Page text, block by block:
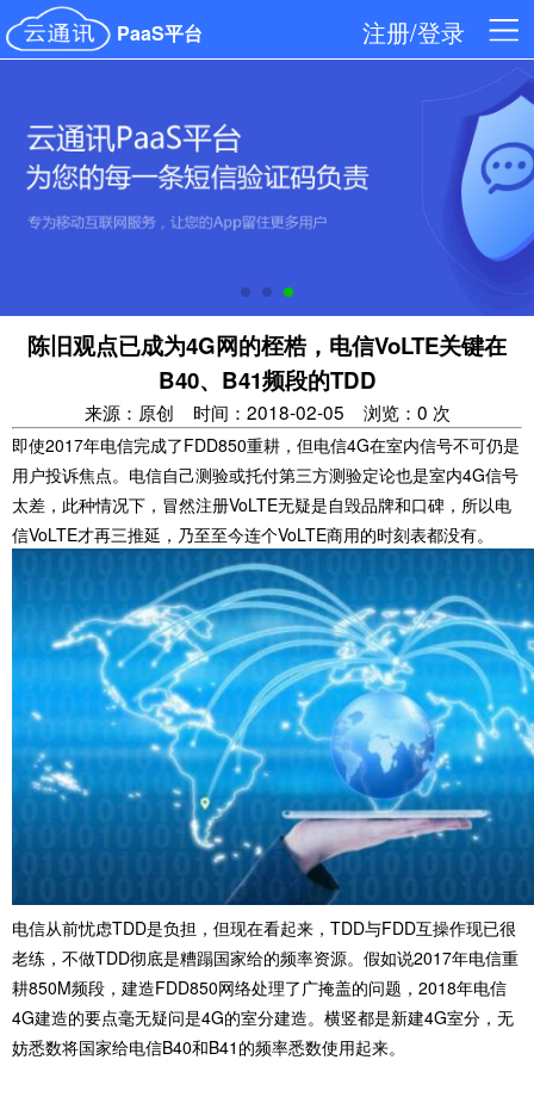
PaaS平台 注册/登录
陈旧观点已成为4G网的桎梏，电信VoLTE关键在
B40、B41频段的TDD
来源：原创 时间：2018-02-05 浏览：0 次
即使2017年电信完成了FDD850重耕，但电信4G在室内信号不可仍是
用户投诉焦点。电信自己测验或托付第三方测验定论也是室内4G信号
太差，此种情况下，冒然注册VoLTE无疑是自毁品牌和口碑，所以电
信VoLTE才再三推延，乃至至今连个VoLTE商用的时刻表都没有。
电信从前忧虑TDD是负担，但现在看起来，TDD与FDD互操作现已很
老练，不做TDD彻底是糟蹋国家给的频率资源。假如说2017年电信重
耕850M频段，建造FDD850网络处理了广掩盖的问题，2018年电信
4G建造的要点毫无疑问是4G的室分建造。横竖都是新建4G室分，无
妨悉数将国家给电信B40和B41的频率悉数使用起来。